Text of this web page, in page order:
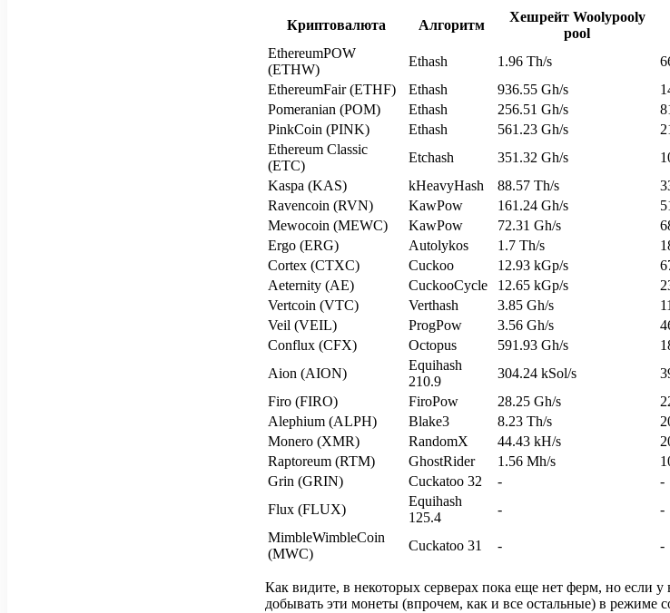
Криптовалюта Алгоритм
Хешрейт Woolypooly
pool
EthereumPOW
(ETHW)
Ethash 1.96 Th/s
EthereumFair (ETHF)
Ethash 936.55 Gh/s
Pomeranian (POM)
Ethash 256.51 Gh/s
PinkCoin (PINK)
Ethash 561.23 Gh/s
Ethereum Classic
(ETC)
Etchash 351.32 Gh/s
Kaspa (KAS)
kHeavyHash 88.57 Th/s
Ravencoin (RVN)
KawPow 161.24 Gh/s
Mewocoin (MEWC)
KawPow 72.31 Gh/s
Ergo (ERG)
Autolykos 1.7 Th/s
Cortex (CTXC)
Cuckoo 12.93 kGp/s
Aeternity (AE)
CuckooCycle 12.65 kGp/s
Vertcoin (VTC)
Verthash 3.85 Gh/s
Veil (VEIL)
ProgPow 3.56 Gh/s
Conflux (CFX)
Octopus 591.93 Gh/s
Aion (AION)
Equihash
210.9
304.24 kSol/s
Firo (FIRO)
FiroPow 28.25 Gh/s
Alephium (ALPH)
Blake3 8.23 Th/s
Monero (XMR)
RandomX 44.43 kH/s
Raptoreum (RTM)
GhostRider 1.56 Mh/s
Grin (GRIN)
Cuckatoo 32 - -
Flux (FLUX)
Equihash
125.4
- -
MimbleWimbleCoin
(MWC)
Cuckatoo 31 - -
Как видите, в некоторых серверах пока еще нет ферм, но если
добывать эти монеты (впрочем, как и все остальные) в режиме